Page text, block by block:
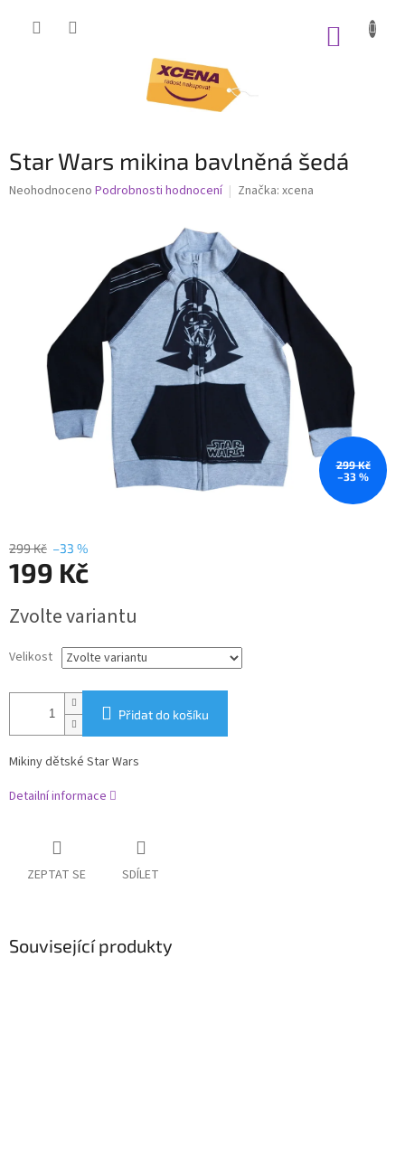
Star Wars mikina bavlněná šedá
Průměrné
Neohodnoceno Podrobnosti hodnocení Značka: xcena
299 Kč
–33 %
299 Kč –33 %
199 Kč
cena:
Zvolte variantu
Velikost
Přidat do košíku
Mikiny dětské Star Wars
Detailní informace
ZEPTAT SE SDÍLET
Související produkty